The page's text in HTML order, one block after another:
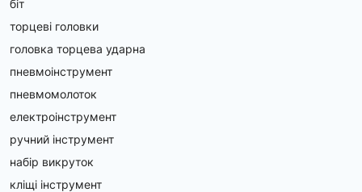
біт
торцеві головки
головка торцева ударна
пневмоінструмент
пневмомолоток
електроінструмент
ручний інструмент
набір викруток
кліщі інструмент